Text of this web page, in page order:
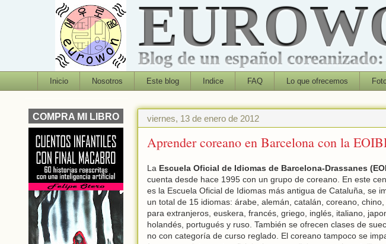
Blog de un español
Inicio Nosotros Este blog Indice FAQ Lo que ofrecemos
viernes, 13 de enero de 2012
Aprender coreano en Barcelona con la
La Escuela Oficial de Idiomas de Barcelona-Drassanes
cuenta desde hace 1995 con un grupo de coreano. En este
es la Escuela Oficial de Idiomas más antigua de Cataluña, se
un total de 15 idiomas: árabe, alemán, catalán, coreano,
para extranjeros, euskera, francés, griego, inglés, italiano,
holandés, portugués y ruso. También se ofrecen clases de
no con categoría de curso reglado. El coreano tampoco se
COMPRA MI LIBRO